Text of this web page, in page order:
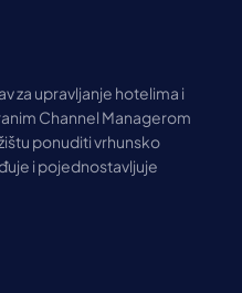
za upravljanje hotelima i
Channel Managerom
ponuditi vrhunsko
i pojednostavljuje